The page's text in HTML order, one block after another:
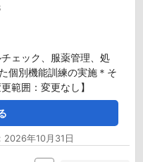
ェック、服薬管理、処
個別機能訓練の実施＊そ
範囲：変更なし】
年10月31日